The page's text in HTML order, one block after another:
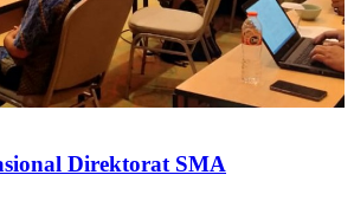
Direktorat SMA